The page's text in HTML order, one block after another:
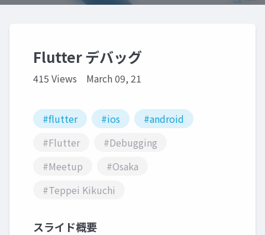
Flutter デバッグ
415 Views March 09, 21
#flutter #ios
#android
#Flutter
#Debugging
#Meetup
#Osaka
#Teppei Kikuchi
スライド概要